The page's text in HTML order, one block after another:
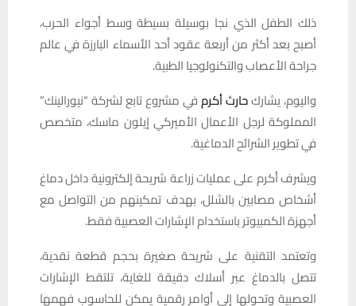
ذلك الطفل الذي نجا بوسيلة بسيطة وسط أجواء الحرب،
أصبح بعد أكثر من أربعة عقود أحد الأسماء البارزة في عالم
جراحة الأعصاب والتكنولوجيا الطبية.
واليوم، يشاركحارث أكرمفي مشروع تابع لشركة “نيورالينك”
المملوكة لرجل الأعمال الأميركي إيلون ماسك، متخصص
في تطوير الشرائح الدماغية.
ويشرف أكرم على عمليات زراعة شريحة إلكترونية داخل دماغ
أشخاص مصابين بالشلل، بهدف تمكينهم من التواصل مع
أجهزة الكمبيوتر باستخدام الإشارات العصبية فقط.
وتعتمد التقنية على شريحة صغيرة بحجم قطعة نقدية،
تتصل بالدماغ عبر أسلاك دقيقة للغاية، تلتقط الإشارات
العصبية وتحولها إلى أوامر رقمية يمكن للحاسوب فهمها